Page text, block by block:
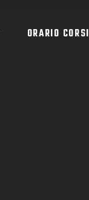
ORARIO CORSI